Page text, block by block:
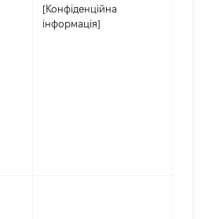
[Конфіденційна
інформація]